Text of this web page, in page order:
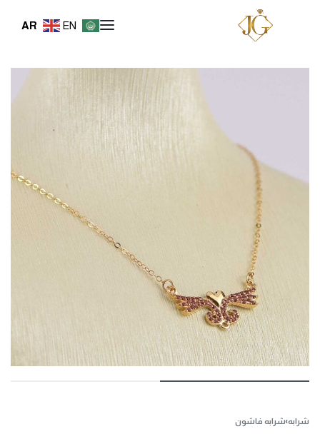
AR EN
شرابه›شرابه فاشون